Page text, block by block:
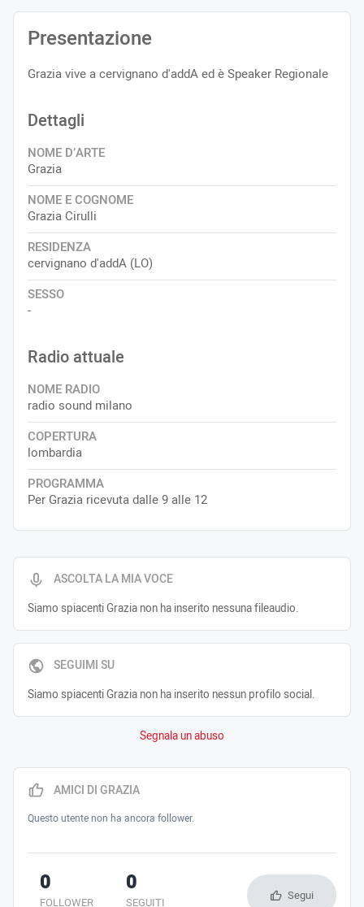
ASCOLTA LA MIA VOCE
Siamo spiacenti Grazia non ha inserito nessuna fileaudio.
SEGUIMI SU
Siamo spiacenti Grazia non ha inserito nessun profilo social.
Segnala un abuso
Presentazione
Grazia vive a cervignano d'addA ed è Speaker Regionale
Dettagli
NOME D’ARTE
Grazia
NOME E COGNOME
Grazia Cirulli
RESIDENZA
cervignano d'addA (LO)
SESSO
-
Radio attuale
NOME RADIO
radio sound milano
COPERTURA
lombardia
PROGRAMMA
Per Grazia ricevuta dalle 9 alle 12
AMICI DI GRAZIA
Questo utente non ha ancora follower.
FOLLOWER
0
SEGUITI
0 Segui